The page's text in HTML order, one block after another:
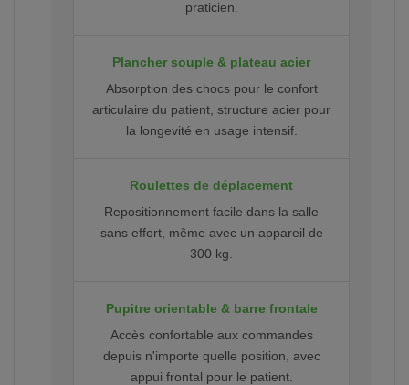
praticien.
Plancher souple & plateau acier
Absorption des chocs pour le confort
articulaire du patient, structure acier pour
la longevité en usage intensif.
Roulettes de déplacement
Repositionnement facile dans la salle
sans effort, même avec un appareil de
300 kg.
Pupitre orientable & barre frontale
Accès confortable aux commandes
depuis n'importe quelle position, avec
appui frontal pour le patient.